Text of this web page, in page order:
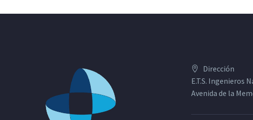
Dirección
E.T.S. Ingenieros
Avenida de la